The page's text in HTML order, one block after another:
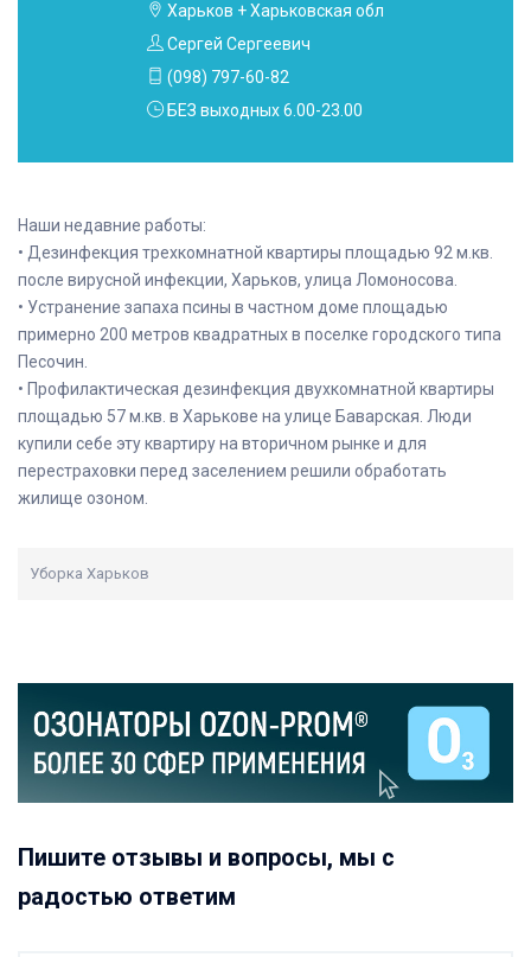
Харьков + Харьковская обл
Сергей Сергеевич
(098) 797-60-82
БЕЗ выходных 6.00-23.00
Наши недавние работы:
• Дезинфекция трехкомнатной квартиры площадью 92 м.кв.
после вирусной инфекции, Харьков, улица Ломоносова.
• Устранение запаха псины в частном доме площадью
примерно 200 метров квадратных в поселке городского типа
Песочин.
• Профилактическая дезинфекция двухкомнатной квартиры
площадью 57 м.кв. в Харькове на улице Баварская. Люди
купили себе эту квартиру на вторичном рынке и для
перестраховки перед заселением решили обработать
жилище озоном.
Уборка Харьков
Пишите отзывы и вопросы, мы с
радостью ответим